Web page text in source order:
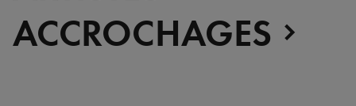
ACCROCHAGES